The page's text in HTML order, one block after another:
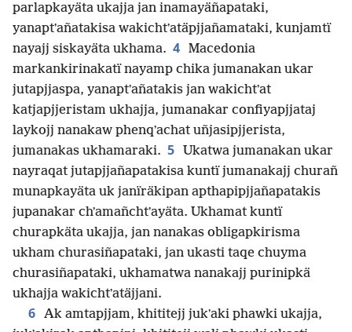
parlapkayäta ukajja jan inamayäñapataki,
yanaptʼañatakisa wakichtʼatäpjjañamataki, kunjamtï
nayajj siskayäta ukhama. 4 Macedonia
markankirinakatï nayamp chika jumanakan ukar
jutapjjaspa, yanaptʼañatakis jan wakichtʼat
katjapjjeristam ukhajja, jumanakar confiyapjjataj
laykojj nanakaw phenqʼachat uñjasipjjerista,
jumanakas ukhamaraki. 5
Ukatwa jumanakan ukar
nayraqat jutapjjañapatakisa kuntï jumanakajj churañ
munapkayäta uk janïräkipan apthapipjjañapatakis
jupanakar chʼamañchtʼayäta. Ukhamat kuntï
churapkäta ukajja, jan nanakas obligapkirisma
ukham churasiñapataki, jan ukasti taqe chuyma
churasiñapataki, ukhamatwa nanakajj purinipkä
ukhajja wakichtʼatäjjani.
6 Ak amtapjjam, khititejj jukʼaki phawki ukajja,